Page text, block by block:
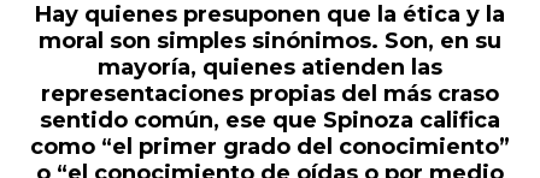
Hay quienes presuponen que la ética y la
moral son simples sinónimos. Son, en su
mayoría, quienes atienden las
representaciones propias del más craso
sentido común, ese que Spinoza califica
como “el primer grado del conocimiento”